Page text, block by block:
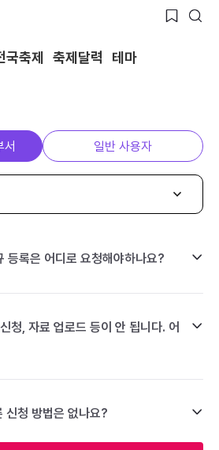
국축제 축제달력 테마
서 일반 사용자
등록은 어디로 요청해야하나요?
청, 자료 업로드 등이 안 됩니다. 어
신청 방법은 없나요?